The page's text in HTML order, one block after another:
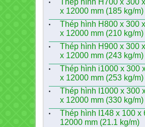
Thép hình H700 x 300
x 12000 mm (185 kg/m)
Thép hình H800 x 300
x 12000 mm (210 kg/m)
Thép hình H900 x 300
x 12000 mm (243 kg/m)
Thép hình i1000 x 300
x 12000 mm (253 kg/m)
Thép hình I1000 x 300
x 12000 mm (330 kg/m)
Thép hình I148 x 100 x
12000 mm (21.1 kg/m)